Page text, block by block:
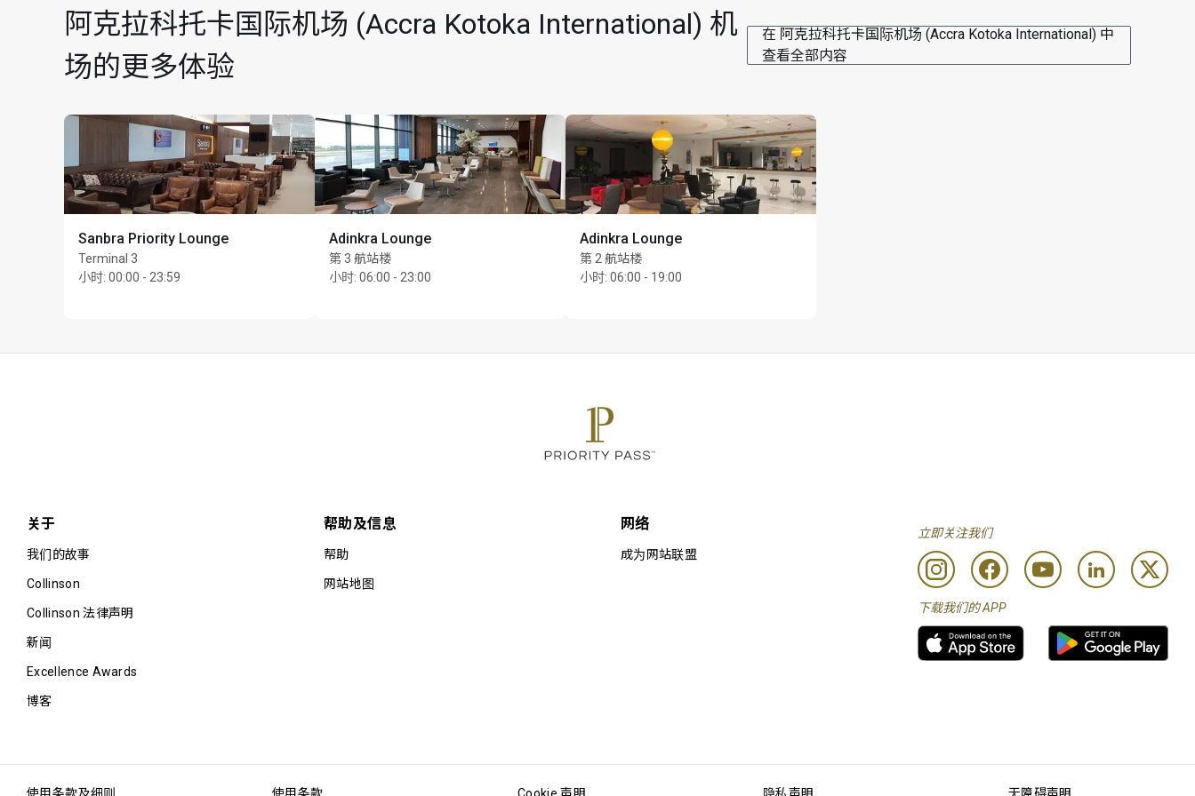
使用贵宾室的淋浴设施需额外付费，每次 US$15
最长逗留时间：4 小时
阿克拉科托卡国际机场 (Accra Kotoka International) 机
场的更多体验
在 阿克拉科托卡国际机场 (Accra Kotoka International) 中
查看全部内容
Sanbra Priority Lounge
Terminal 3
小时: 00:00 - 23:59
Adinkra Lounge
第 3 航站楼
小时: 06:00 - 23:00
Adinkra Lounge
第 2 航站楼
小时: 06:00 - 19:00
关于
我们的故事
Collinson
Collinson 法律声明
新闻
Excellence Awards
博客
帮助及信息
帮助
网站地图
网络
成为网站联盟
立即关注我们
下载我们的 APP